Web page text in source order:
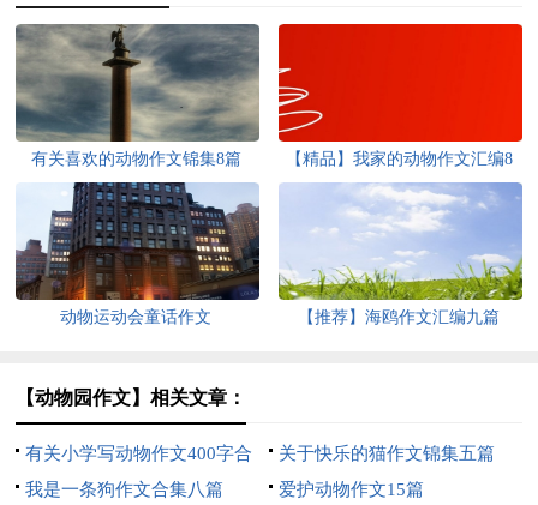
有关喜欢的动物作文锦集8篇
【精品】我家的动物作文汇编8
篇
动物运动会童话作文 【推荐】海鸥作文汇编九篇
【动物园作文】相关文章：
有关小学写动物作文400字合
集七篇
关于快乐的猫作文锦集五篇
我是一条狗作文合集八篇
爱护动物作文15篇